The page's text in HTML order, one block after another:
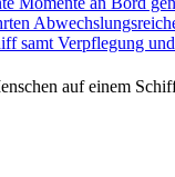
samt Verpflegung